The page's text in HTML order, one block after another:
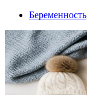
Беременность